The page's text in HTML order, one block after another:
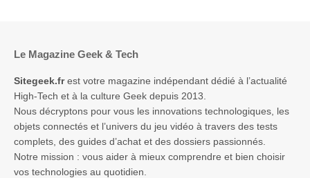
Le Magazine Geek & Tech
Sitegeek.frest votre magazine indépendant dédié à l’actualité
High-Tech et à la culture Geek depuis 2013.
Nous décryptons pour vous les innovations technologiques, les
objets connectés et l’univers du jeu vidéo à travers des tests
complets, des guides d’achat et des dossiers passionnés.
Notre mission : vous aider à mieux comprendre et bien choisir
vos technologies au quotidien.